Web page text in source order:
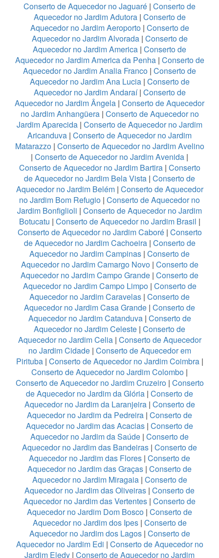
Conserto de Aquecedor no Jaguaré | Conserto de
Aquecedor no Jardim Adutora| Conserto de
Aquecedor no Jardim Aeroporto| Conserto de
Aquecedor no Jardim Alvorada| Conserto de
Aquecedor no Jardim America | Conserto de
Aquecedor no Jardim America da Penha| Conserto de
Aquecedor no Jardim Analia Franco | Conserto de
Aquecedor no Jardim Ana Lucia| Conserto de
Aquecedor no Jardim Andaraí| Conserto de
Aquecedor no Jardim Ângela | Conserto de Aquecedor
no Jardim Anhangüera| Conserto de Aquecedor no
Jardim Aparecida | Conserto de Aquecedor no Jardim
Aricanduva | Conserto de Aquecedor no Jardim
Matarazzo| Conserto de Aquecedor no Jardim Avelino
| Conserto de Aquecedor no Jardim Avenida |
Conserto de Aquecedor no Jardim Bartira| Conserto
de Aquecedor no Jardim Bela Vista | Conserto de
Aquecedor no Jardim Belém| Conserto de Aquecedor
no Jardim Bom Refugio | Conserto de Aquecedor no
Jardim Bonfiglioli | Conserto de Aquecedor no Jardim
Botucatu | Conserto de Aquecedor no Jardim Brasil |
Conserto de Aquecedor no Jardim Caboré| Conserto
de Aquecedor no Jardim Cachoeira| Conserto de
Aquecedor no Jardim Campinas | Conserto de
Aquecedor no Jardim Camargo Novo| Conserto de
Aquecedor no Jardim Campo Grande | Conserto de
Aquecedor no Jardim Campo Limpo| Conserto de
Aquecedor no Jardim Caravelas | Conserto de
Aquecedor no Jardim Casa Grande | Conserto de
Aquecedor no Jardim Catanduva| Conserto de
Aquecedor no Jardim Celeste | Conserto de
Aquecedor no Jardim Celia| Conserto de Aquecedor
no Jardim Cidade| Conserto de Aquecedor em
Pirituba| Conserto de Aquecedor no Jardim Coimbra|
Conserto de Aquecedor no Jardim Colombo |
Conserto de Aquecedor no Jardim Cruzeiro| Conserto
de Aquecedor no Jardim da Glória | Conserto de
Aquecedor no Jardim da Laranjeira| Conserto de
Aquecedor no Jardim da Pedreira | Conserto de
Aquecedor no Jardim das Acacias | Conserto de
Aquecedor no Jardim da Saúde | Conserto de
Aquecedor no Jardim das Bandeiras | Conserto de
Aquecedor no Jardim das Flores | Conserto de
Aquecedor no Jardim das Graças | Conserto de
Aquecedor no Jardim Miragaia| Conserto de
Aquecedor no Jardim das Oliveiras | Conserto de
Aquecedor no Jardim das Vertentes | Conserto de
Aquecedor no Jardim Dom Bosco | Conserto de
Aquecedor no Jardim dos Ipes| Conserto de
Aquecedor no Jardim dos Lagos| Conserto de
Aquecedor no Jardim Edi | Conserto de Aquecedor no
Jardim Eledy | Conserto de Aquecedor no Jardim